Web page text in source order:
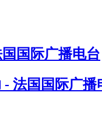
国际广播电台
法国国际广播